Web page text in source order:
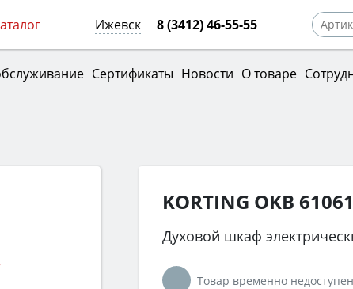
Ижевск 8 (3412) 46-55-55
Сертификаты Новости О товаре
KORTING OKB
Духовой шкаф
Товар временно